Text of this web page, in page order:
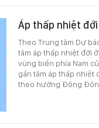
Áp thấp nhiệt
Theo Trung tâm Dự
tâm áp thấp nhiệt đới
vùng biển phía Nam
gần tâm áp thấp nhiệt
theo hướng Đông